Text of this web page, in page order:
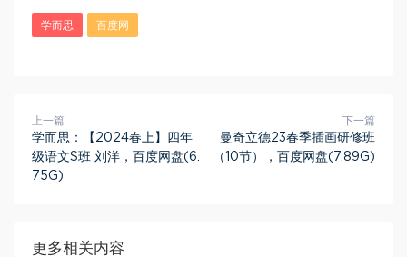
学而思 百度网
上一篇
学而思：【2024春上】四年
级语文S班 刘洋，百度网盘(6.
75G)
下一篇
曼奇立德23春季插画研修班
（10节），百度网盘(7.89G)
更多相关内容